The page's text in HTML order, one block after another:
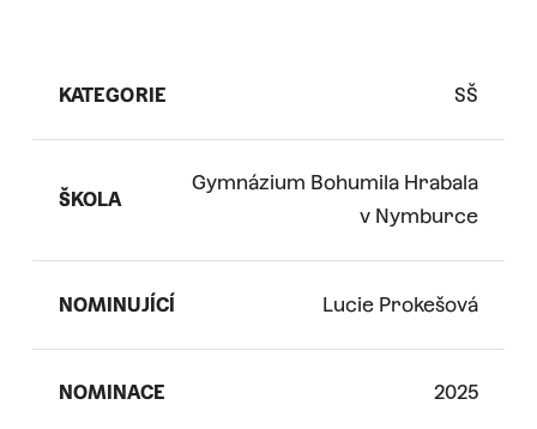
KATEGORIE SŠ
ŠKOLA
Gymnázium Bohumila Hrabala
v Nymburce
NOMINUJÍCÍ Lucie Prokešová
NOMINACE 2025